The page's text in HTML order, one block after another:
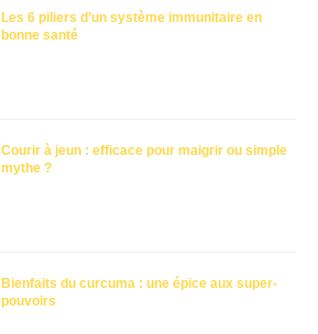
Les 6 piliers d’un système immunitaire en
bonne santé
Courir à jeun : efficace pour maigrir ou simple
mythe ?
Bienfaits du curcuma : une épice aux super-
pouvoirs